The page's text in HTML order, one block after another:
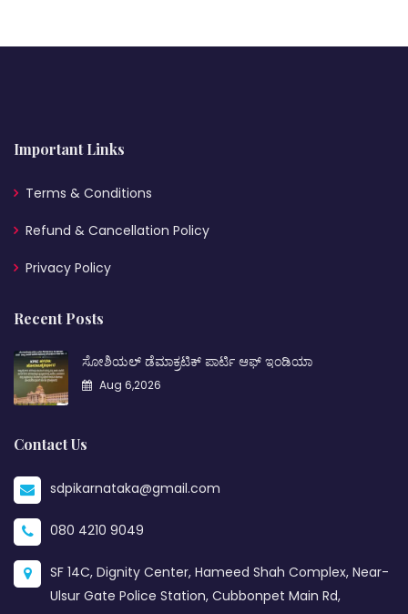
Important Links
Terms & Conditions
Refund & Cancellation Policy
Privacy Policy
Recent Posts
ಸೋಶಿಯಲ್ ಡೆಮಾಕ್ರಟಿಕ್ ಪಾರ್ಟಿ ಆಫ್ ಇಂಡಿಯಾ
Aug 6,2026
Contact Us
sdpikarnataka@gmail.com
080 4210 9049
SF 14C, Dignity Center, Hameed Shah Complex, Near-
Ulsur Gate Police Station, Cubbonpet Main Rd,